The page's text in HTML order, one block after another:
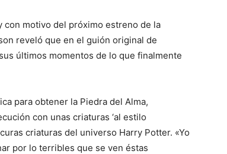
con motivo del próximo estreno de la
reveló que en el guión original de
últimos momentos de lo que finalmente
para obtener la Piedra del Alma,
con unas criaturas ‘al estilo
criaturas del universo Harry Potter. «Yo
por lo terribles que se ven éstas